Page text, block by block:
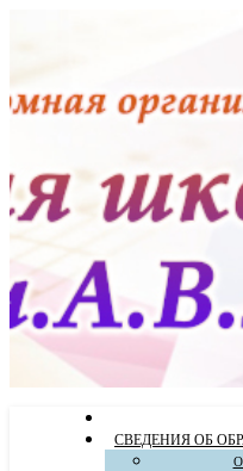
СВЕДЕНИЯ ОБ